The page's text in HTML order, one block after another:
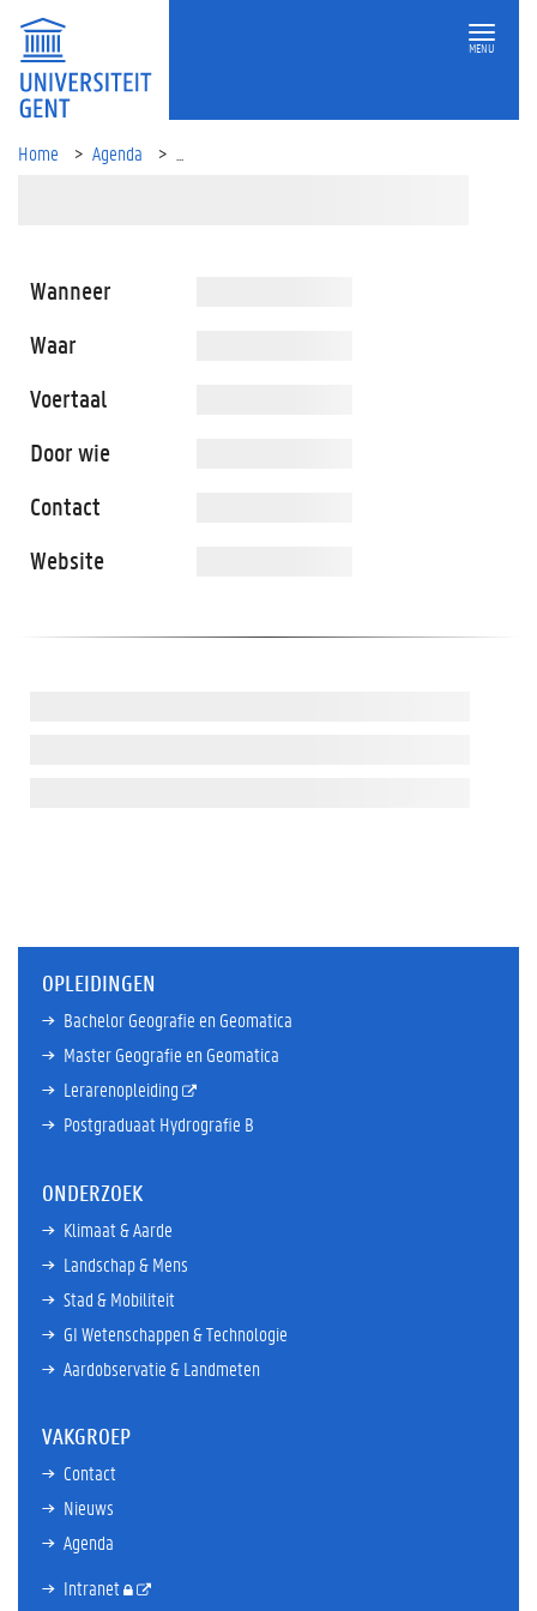
MENU
Home Agenda
Wanneer
Waar
Voertaal
Door wie
Contact
Website
OPLEIDINGEN
Bachelor Geografie en Geomatica
Master Geografie en Geomatica
Lerarenopleiding
Postgraduaat Hydrografie B
ONDERZOEK
Klimaat & Aarde
Landschap & Mens
Stad & Mobiliteit
GI Wetenschappen & Technologie
Aardobservatie & Landmeten
VAKGROEP
Contact
Nieuws
Agenda
Intranet